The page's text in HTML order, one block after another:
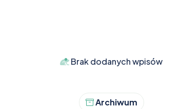
Brak dodanych wpisów
Archiwum